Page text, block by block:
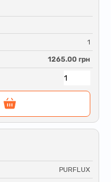
1
1265.00 грн
PURFLUX